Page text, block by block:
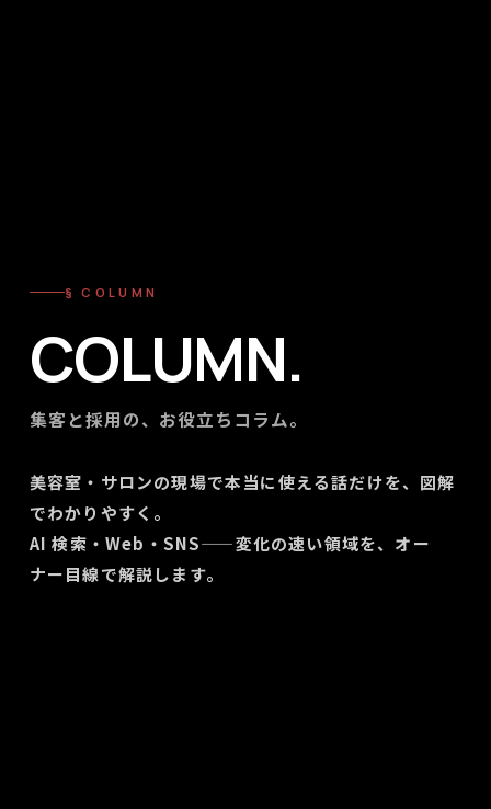
§ COLUMN
COLUMN.
集客と採用の、お役立ちコラム。
美容室・サロンの現場で本当に使える話だけを、図解
でわかりやすく。
AI 検索・Web・SNS——変化の速い領域を、オー
ナー目線で解説します。